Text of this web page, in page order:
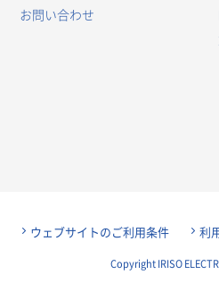
お問い合わせ
ウェブサイトのご利用条件 利
Copyright IRISO